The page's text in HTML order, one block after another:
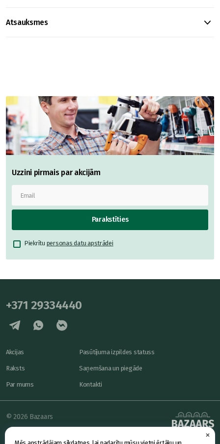
×
Atsauksmes
Uzzini pirmais par akcijām
Parakstīties
Piekrītu personas datu apstrādei
+371 29334440
Akcijas
Raksts
Par mums
Pasūtījuma izpildes statuss
Saņemšana un piegāde
Kontakti
powered by
© 2026 Bazaars
Konfidencialitāte